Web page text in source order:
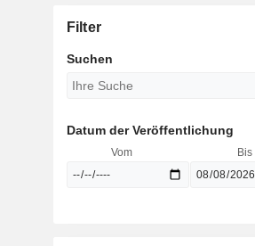
Filter
Suchen
Datum der Veröffentlichung
Vom Bis